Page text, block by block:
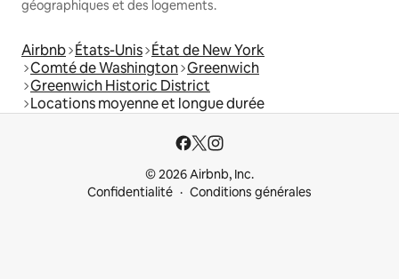
géographiques et des logements.
Airbnb États-Unis État de New York
Comté de Washington Greenwich
Greenwich Historic District
Locations moyenne et longue durée
© 2026 Airbnb, Inc.
Confidentialité
Conditions générales